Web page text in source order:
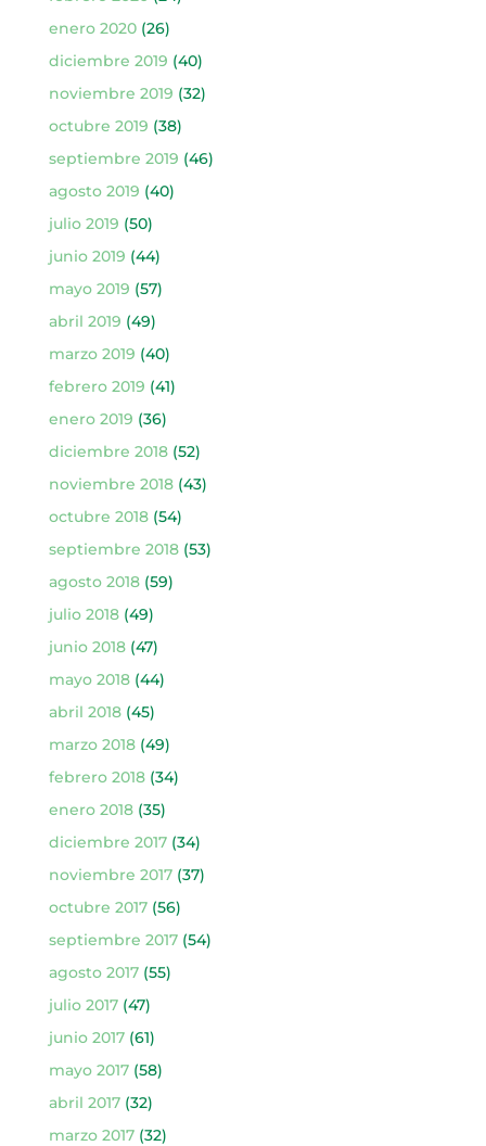
enero 2020(26)
diciembre 2019 (40)
noviembre 2019 (32)
octubre 2019 (38)
septiembre 2019 (46)
agosto 2019 (40)
julio 2019 (50)
junio 2019 (44)
mayo 2019 (57)
abril 2019 (49)
marzo 2019 (40)
febrero 2019 (41)
enero 2019 (36)
diciembre 2018(52)
noviembre 2018(43)
octubre 2018(54)
septiembre 2018(53)
agosto 2018(59)
julio 2018(49)
junio 2018(47)
mayo 2018(44)
abril 2018(45)
marzo 2018(49)
febrero 2018(34)
enero 2018(35)
diciembre 2017(34)
noviembre 2017(37)
octubre 2017(56)
septiembre 2017(54)
agosto 2017(55)
julio 2017(47)
junio 2017(61)
mayo 2017(58)
abril 2017(32)
marzo 2017(32)